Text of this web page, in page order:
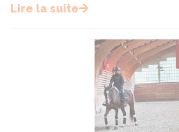
Lire la suite